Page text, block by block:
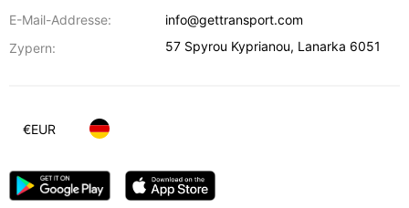
E-Mail-Addresse:
info@gettransport.com
Zypern:
57 Spyrou Kyprianou, Lanarka 6051
€EUR